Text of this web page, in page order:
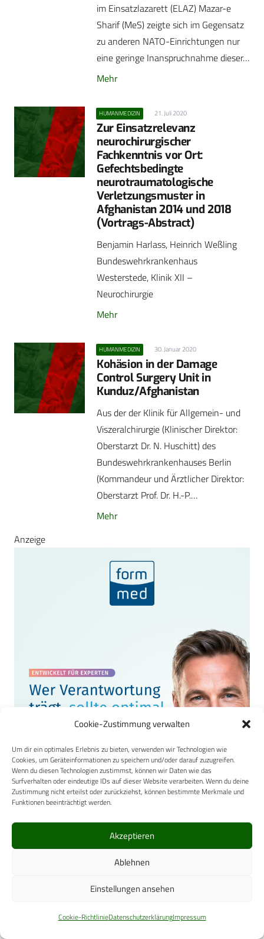
Cookie-Zustimmung verwalten
Um dir ein optimales Erlebnis zu bieten, verwenden wir Technologien wie
Cookies, um Geräteinformationen zu speichern und/oder darauf zuzugreifen.
Wenn du diesen Technologien zustimmst, können wir Daten wie das
Surfverhalten oder eindeutige IDs auf dieser Website verarbeiten. Wenn du deine
Zustimmung nicht erteilst oder zurückziehst, können bestimmte Merkmale und
Funktionen beeinträchtigt werden.
Akzeptieren
Ablehnen
Einstellungen ansehen
Cookie-RichtlinieDatenschutzerklärungImpressum
im Einsatzlazarett (ELAZ) Mazar-e
Sharif (MeS) zeigte sich im Gegensatz
zu anderen NATO-Einrichtungen nur
eine geringe Inanspruchnahme dieser…
Mehr
HUMANMEDIZIN 21. Juli 2020
Zur Einsatzrelevanz
neurochirurgischer
Fachkenntnis vor Ort:
Gefechtsbedingte
neurotraumatologische
Verletzungsmuster in
Afghanistan 2014 und 2018
(Vortrags-Abstract)
Benjamin Harlass, Heinrich Weßling
Bundeswehrkrankenhaus
Westerstede, Klinik XII –
Neurochirurgie
Mehr
HUMANMEDIZIN 30. Januar 2020
Kohäsion in der Damage
Control Surgery Unit in
Kunduz/Afghanistan
Aus der der Klinik für Allgemein- und
Viszeralchirurgie (Klinischer Direktor:
Oberstarzt Dr. N. Huschitt) des
Bundeswehrkrankenhauses Berlin
(Kommandeur und Ärztlicher Direktor:
Oberstarzt Prof. Dr. H.-P.…
Mehr
Anzeige